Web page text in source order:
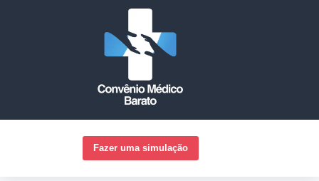
Fazer uma simulação